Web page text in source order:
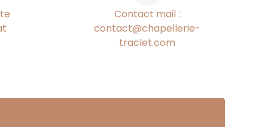
Contact mail :
contact@chapellerie-
traclet.com